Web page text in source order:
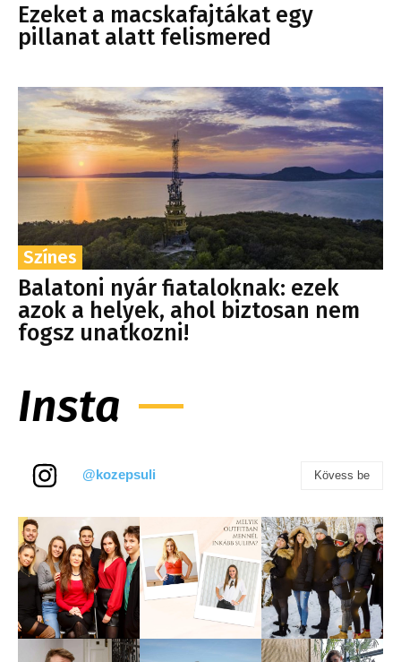
Ezeket a macskafajtákat egy
pillanat alatt felismered
Színes
Balatoni nyár fiataloknak: ezek
azok a helyek, ahol biztosan nem
fogsz unatkozni!
Insta
@kozepsuli Kövess be